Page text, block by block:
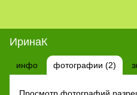
ИринаК
инфо фотографии (2)